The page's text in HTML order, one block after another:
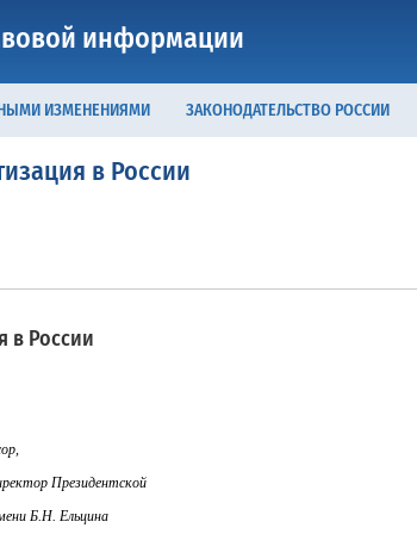
информации
ИЗМЕНЕНИЯМИ ЗАКОНОДАТЕЛЬСТВО РОССИИ
в России
в России
Президентской
Б.Н. Ельцина